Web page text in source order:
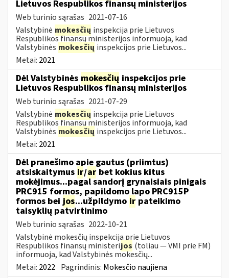
Lietuvos Respublikos finansų ministerijos
Web turinio sąrašas 2021-07-16
Valstybinė mokesčių inspekcija prie Lietuvos
Respublikos finansų ministerijos informuoja, kad
Valstybinės mokesčių inspekcijos prie Lietuvos...
Metai: 2021
Dėl Valstybinės mokesčių inspekcijos prie
Lietuvos Respublikos finansų ministerijos
Web turinio sąrašas 2021-07-29
Valstybinė mokesčių inspekcija prie Lietuvos
Respublikos finansų ministerijos informuoja, kad
Valstybinės mokesčių inspekcijos prie Lietuvos...
Metai: 2021
Dėl pranešimo apie gautus (priimtus)
atsiskaitymus ir/ar bet kokius kitus
mokėjimus...pagal sandorį grynaisiais pinigais
PRC915 formos, papildomo lapo PRC915P
formos bei jos...užpildymo ir pateikimo
taisyklių patvirtinimo
Web turinio sąrašas 2022-10-21
Valstybinė mokesčių inspekcija prie Lietuvos
Respublikos finansų ministerijos (toliau ― VMI prie FM)
informuoja, kad Valstybinės mokesčių...
Metai: 2022 Pagrindinis: Mokesčio naujiena